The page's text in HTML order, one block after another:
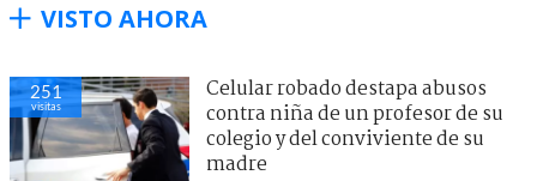
VISTO AHORA
251
visitas
Celular robado destapa abusos
contra niña de un profesor de su
colegio y del conviviente de su
madre